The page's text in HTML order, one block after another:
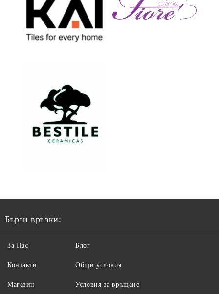
Бързи връзки:
За Нас
Контакти
Магазин
Блог
Общи условия
Условия за връщане